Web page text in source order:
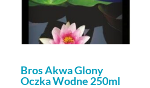
Bros Akwa Glony
Oczka Wodne 250ml